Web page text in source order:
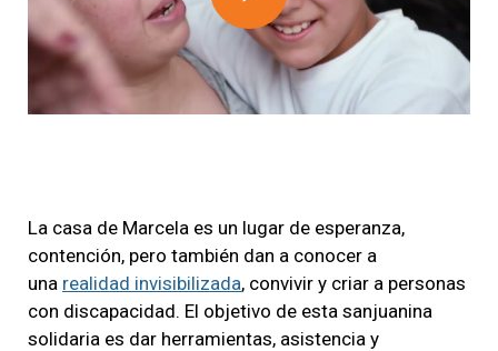
Play
Video
La casa de Marcela es un lugar de esperanza,
contención, pero también dan a conocer a
una realidad invisibilizada, convivir y criar a personas
con discapacidad. El objetivo de esta sanjuanina
solidaria es dar herramientas, asistencia y